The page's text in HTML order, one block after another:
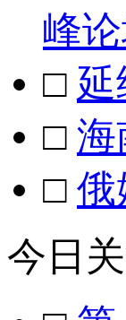
峰
□
□ 海
□ 俄
今日